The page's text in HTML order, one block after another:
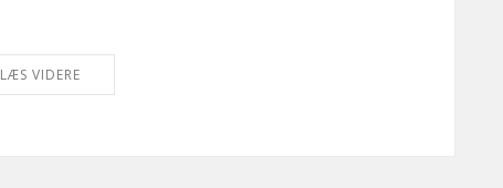
LÆS VIDERE